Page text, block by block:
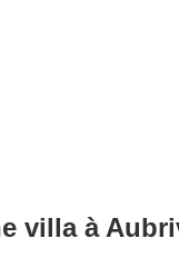
villa à